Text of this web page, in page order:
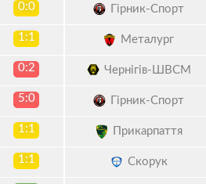
0:0 Гірник-Спорт
1:1 Металург
0:2 Чернігів-ШВСМ
5:0 Гірник-Спорт
1:1 Прикарпаття
1:1 Скорук